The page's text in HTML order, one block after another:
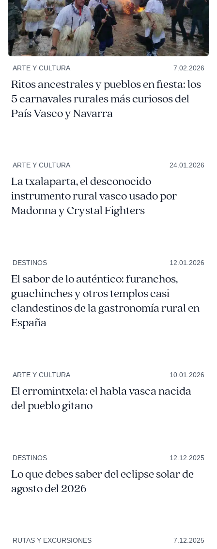
ARTE Y CULTURA 7.02.2026
Ritos ancestrales y pueblos en fiesta: los
5 carnavales rurales más curiosos del
País Vasco y Navarra
ARTE Y CULTURA 24.01.2026
La txalaparta, el desconocido
instrumento rural vasco usado por
Madonna y Crystal Fighters
DESTINOS 12.01.2026
El sabor de lo auténtico: furanchos,
guachinches y otros templos casi
clandestinos de la gastronomía rural en
España
ARTE Y CULTURA 10.01.2026
El erromintxela: el habla vasca nacida
del pueblo gitano
DESTINOS 12.12.2025
Lo que debes saber del eclipse solar de
agosto del 2026
RUTAS Y EXCURSIONES 7.12.2025